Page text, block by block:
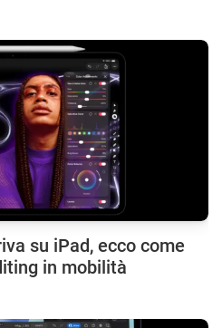
su iPad, ecco come
in mobilità